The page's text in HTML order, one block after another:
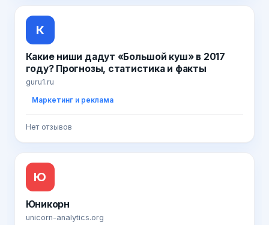
К
Какие ниши дадут «Большой куш» в 2017
году? Прогнозы, статистика и факты
guru1.ru
Маркетинг и реклама
Нет отзывов
Ю
Юникорн
unicorn-analytics.org